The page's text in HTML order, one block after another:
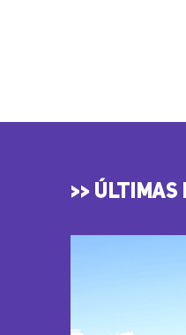
INSCREVA-SE
>> ÚLTIMAS